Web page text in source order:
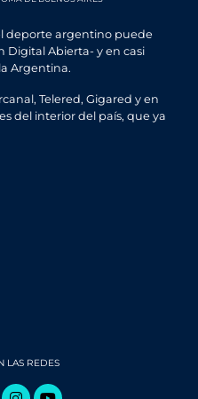
deporte argentino puede
Digital Abierta- y en casi
Argentina.
Telered, Gigared y en
del interior del país, que ya
LAS REDES